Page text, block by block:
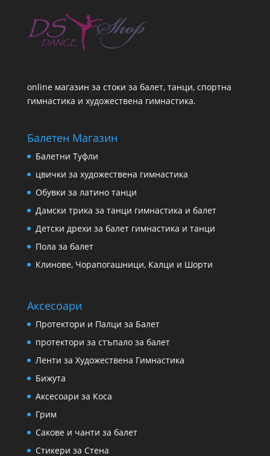
online магазин за стоки за балет, танци, спортна
гимнастика и художествена гимнастика.
Балетен Магазин
Балетни Туфли
цвички за художествена гимнастика
Обувки за латино танци
Дамски трика за танци гимнастика и балет
Детски дрехи за балет гимнастика и танци
Пола за балет
Клинове, Чорапогашници, Калци и Шорти
Аксесоари
Протектори и Палци за Балет
протектори за стъпало за балет
Ленти за Художествена Гимнастика
Бижута
Аксесоари за Коса
Грим
Сакове и чанти за балет
Стикери за Стена